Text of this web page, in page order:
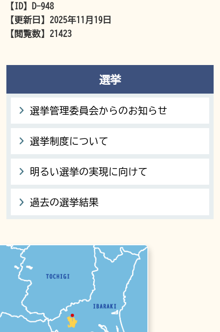
【ID】
D-948
【更新日】 2025年11月19日
【閲覧数】 21423
選挙
選挙管理委員会からのお知らせ
選挙制度について
明るい選挙の実現に向けて
過去の選挙結果